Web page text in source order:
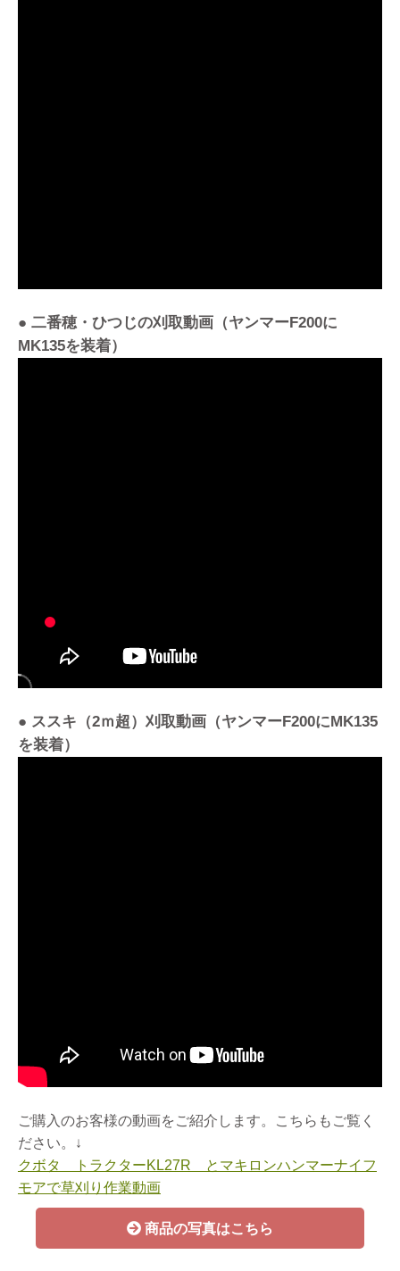
● 二番穂・ひつじの刈取動画（ヤンマーF200に
MK135を装着）
● ススキ（2ｍ超）刈取動画（ヤンマーF200にMK135
を装着）
ご購入のお客様の動画をご紹介します。こちらもご覧く
ださい。↓
クボタ トラクターKL27R とマキロンハンマーナイフ
モアで草刈り作業動画
商品の写真はこちら